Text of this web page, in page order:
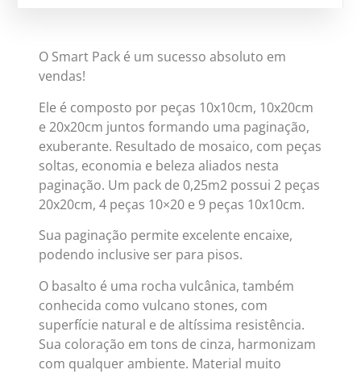
O Smart Pack é um sucesso absoluto em
vendas!
Ele é composto por peças 10x10cm, 10x20cm
e 20x20cm juntos formando uma paginação,
exuberante. Resultado de mosaico, com peças
soltas, economia e beleza aliados nesta
paginação. Um pack de 0,25m2 possui 2 peças
20x20cm, 4 peças 10×20 e 9 peças 10x10cm.
Sua paginação permite excelente encaixe,
podendo inclusive ser para pisos.
O basalto é uma rocha vulcânica, também
conhecida como vulcano stones, com
superfície natural e de altíssima resistência.
Sua coloração em tons de cinza, harmonizam
com qualquer ambiente. Material muito